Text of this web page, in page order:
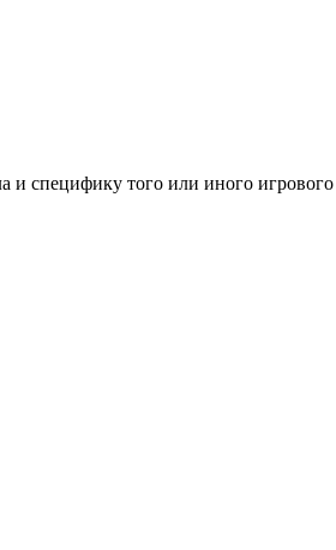
и специфику того или иного